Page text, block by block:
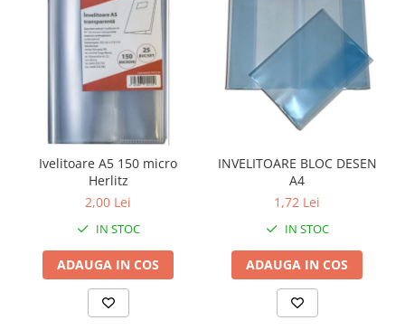
Ivelitoare A5 150 micro
Herlitz
2,00 Lei
IN STOC
ADAUGA IN COS
INVELITOARE BLOC DESEN
A4
1,72 Lei
IN STOC
ADAUGA IN COS